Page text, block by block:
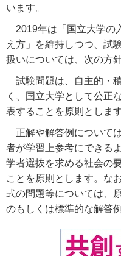
います。
2019年は「国立大学の
え方」を維持しつつ、試
扱いについては、次の方
試験問題は、自主的・
く、国立大学として公正
表することを原則とします
正解や解答例について
者が学習上参考にできる
学者選抜を求める社会の
ことを原則とします。な
式の問題等については、
のもしくは標準的な解答